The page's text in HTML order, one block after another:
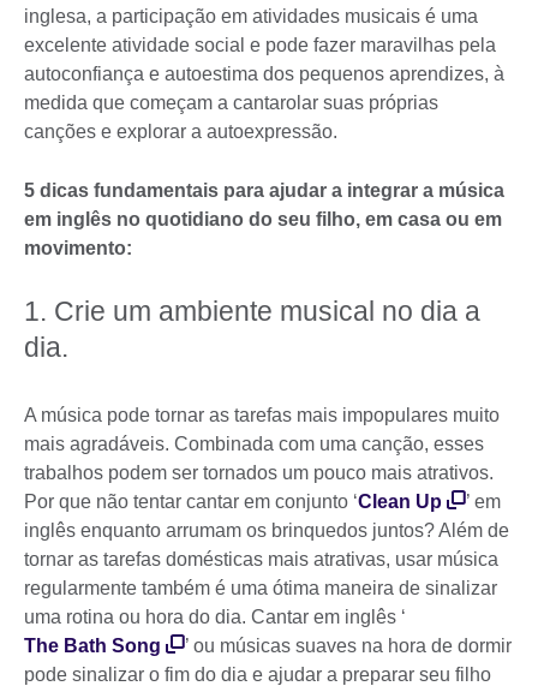
inglesa, a participação em atividades musicais é uma
excelente atividade social e pode fazer maravilhas pela
autoconfiança e autoestima dos pequenos aprendizes, à
medida que começam a cantarolar suas próprias
canções e explorar a autoexpressão.
5 dicas fundamentais para ajudar a integrar a música
em inglês no quotidiano do seu filho, em casa ou em
movimento:
1. Crie um ambiente musical no dia a
dia.
A música pode tornar as tarefas mais impopulares muito
mais agradáveis. Combinada com uma canção, esses
trabalhos podem ser tornados um pouco mais atrativos.
Por que não tentar cantar em conjunto ‘Clean Up
’ em
inglês enquanto arrumam os brinquedos juntos? Além de
tornar as tarefas domésticas mais atrativas, usar música
regularmente também é uma ótima maneira de sinalizar
uma rotina ou hora do dia. Cantar em inglês ‘
The Bath Song
’ ou músicas suaves na hora de dormir
pode sinalizar o fim do dia e ajudar a preparar seu filho